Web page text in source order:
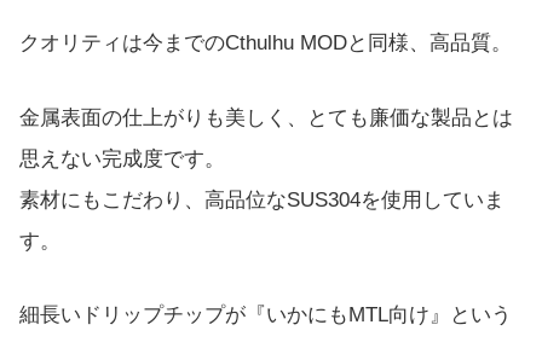
クオリティは今までのCthulhu MODと同様、高品質。
金属表面の仕上がりも美しく、とても廉価な製品とは
思えない完成度です。
素材にもこだわり、高品位なSUS304を使用していま
す。
細長いドリップチップが『いかにもMTL向け』という